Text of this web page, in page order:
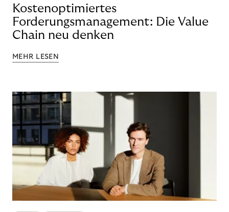
Kostenoptimiertes
Forderungsmanagement: Die Value
Chain neu denken
MEHR LESEN